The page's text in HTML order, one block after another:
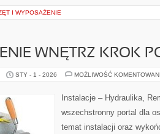
I WYPOSAŻENIE
WNĘTRZ KROK
STY - 1 - 2026 MOŻLIWOŚĆ
Instalacje – Hydraulika,
wszechstronny portal dla
temat instalacji oraz